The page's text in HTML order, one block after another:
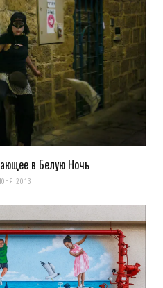
в Белую Ночь
2013